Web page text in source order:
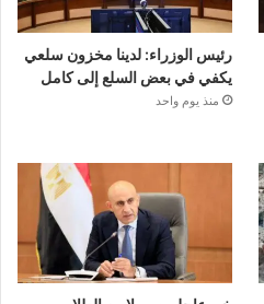
رئيس الوزراء: لدينا مخزون سلعي
يكفي في بعض السلع إلى كامل
منذ يوم واحد